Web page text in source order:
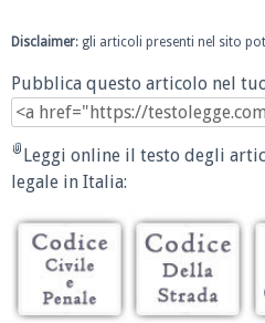
Disclaimer: gli articoli presenti nel sito
Pubblica questo articolo nel
Leggi online il testo degli
legale in Italia: